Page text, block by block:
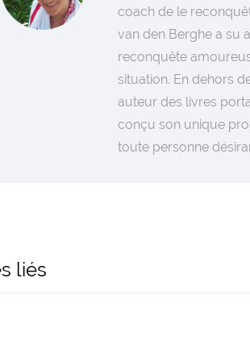
coach de le
van den Berghe a su
reconquête
situation. En dehors
auteur des livres
conçu son unique
toute personne
liés